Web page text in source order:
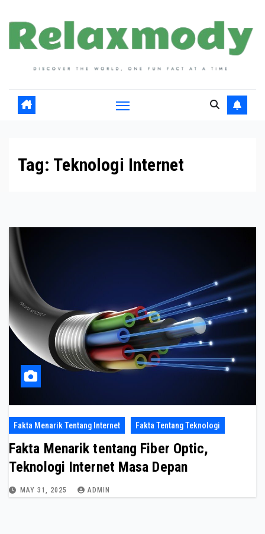
content
Tag: Teknologi Internet
Fakta Menarik Tentang Internet Fakta Tentang Teknologi
Fakta Menarik tentang Fiber Optic,
Teknologi Internet Masa Depan
MAY 31, 2025 ADMIN